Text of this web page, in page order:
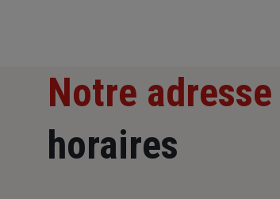
Notre adresse
horaires